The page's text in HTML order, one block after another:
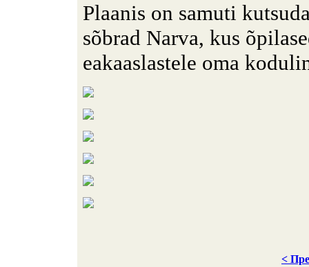
Plaanis on samuti
sõbrad Narva, kus
eakaaslastele oma
<